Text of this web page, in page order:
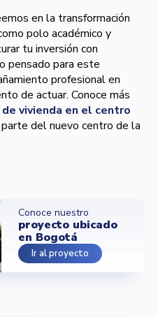
en la transformación
polo académico y
tu inversión con
pensado para este
profesional en
de actuar. Conoce más
vivienda en el centro
del nuevo centro de la
Conoce nuestro
proyecto ubicado
en Bogotá
Ir al proyecto